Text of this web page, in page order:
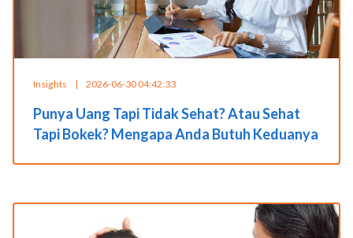
Insights | 2026-06-30 04:42:33
Punya Uang Tapi Tidak Sehat? Atau Sehat
Tapi Bokek? Mengapa Anda Butuh Keduanya